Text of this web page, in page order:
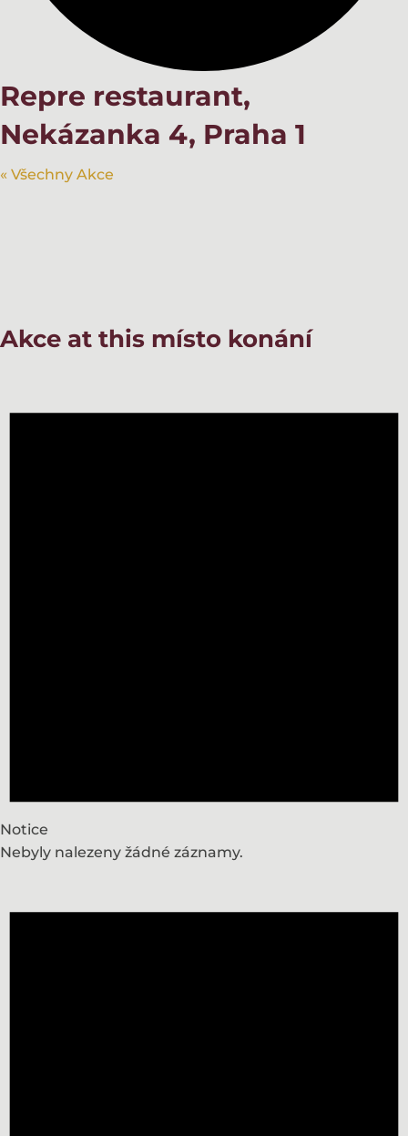
Repre restaurant,
Nekázanka 4, Praha 1
« Všechny Akce
Akce at this místo konání
Notice
Nebyly nalezeny žádné záznamy.